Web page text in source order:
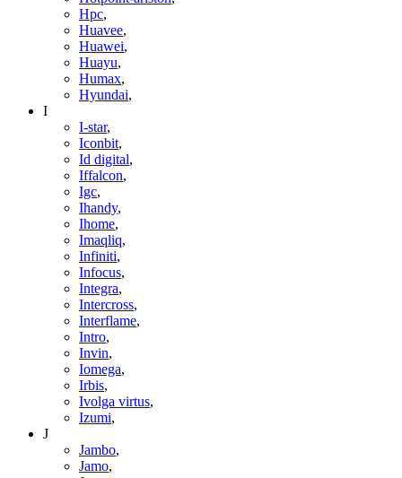
Hpc,
Huavee,
Huawei,
Huayu,
Humax,
Hyundai,
I
I-star,
Iconbit,
Id digital,
Iffalcon,
Igc,
Ihandy,
Ihome,
Imaqliq,
Infiniti,
Infocus,
Integra,
Intercross,
Interflame,
Intro,
Invin,
Iomega,
Irbis,
Ivolga virtus,
Izumi,
J
Jambo,
Jamo,